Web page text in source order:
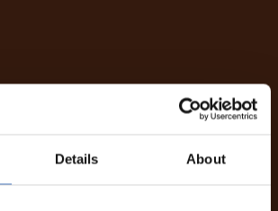
Details About